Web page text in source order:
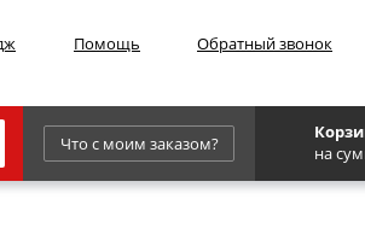
Помощь Обратный звонок
Что с моим заказом?
на